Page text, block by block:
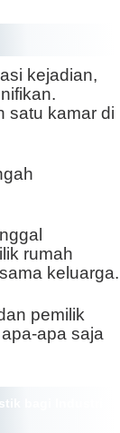
kejadian,
satu kamar di
rumah
keluarga.
pemilik
apa saja
bagi Industri